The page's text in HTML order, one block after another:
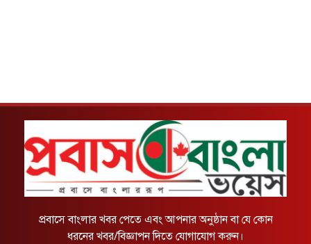
প্রবাসে বাংলার খবর পেতে এবং আপনার অনুষ্ঠান বা যে কোন
ধরনের খবর/বিজ্ঞাপন দিতে যোগাযোগ করুন।